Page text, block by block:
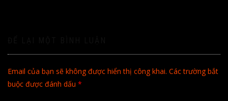
Email của bạn sẽ không được hiển thị công khai. Các trường bắt
buộc được đánh dấu *